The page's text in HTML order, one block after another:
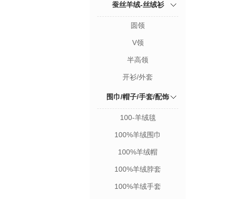
蚕丝羊绒-丝绒衫
圆领
V领
半高领
开衫/外套
围巾/帽子/手套/配饰
100-羊绒毯
100%羊绒围巾
100%羊绒帽
100%羊绒脖套
100%羊绒手套